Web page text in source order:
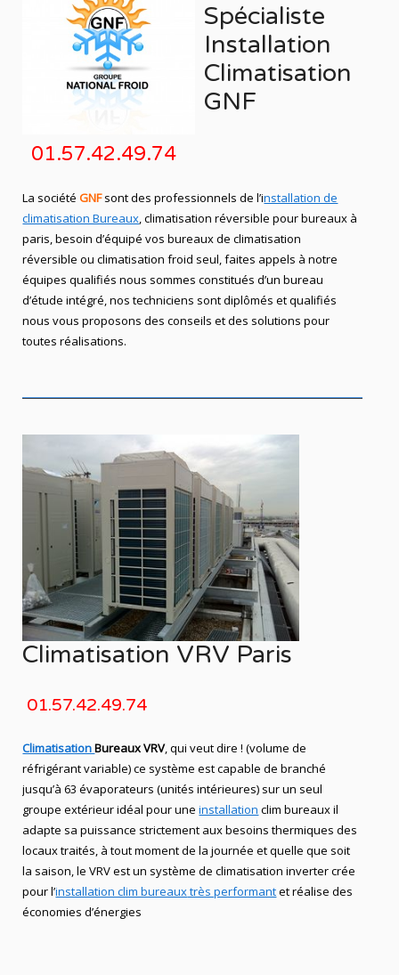
Spécialiste
Installation
Climatisation
GNF
01.57.42.49.74
La sociétéGNFsont des professionnels de l’installation de
climatisation Bureaux, climatisation réversible pour bureaux à
paris, besoin d’équipé vos bureaux de climatisation
réversible ou climatisation froid seul, faites appels à notre
équipes qualifiés nous sommes constitués d’un bureau
d’étude intégré, nos techniciens sont diplômés et qualifiés
nous vous proposons des conseils et des solutions pour
toutes réalisations.
Climatisation VRV Paris
01.57.42.49.74
ClimatisationBureaux VRV, qui veut dire ! (volume de
réfrigérant variable) ce système est capable de branché
jusqu’à 63 évaporateurs (unités intérieures) sur un seul
groupe extérieur idéal pour uneinstallation clim bureauxil
adapte sa puissance strictement aux besoins thermiques des
locaux traités, à tout moment de la journée et quelle que soit
la saison, leVRVest un système declimatisationinverter crée
pour l’installation clim bureauxtrès performantet réalise des
économies d’énergies